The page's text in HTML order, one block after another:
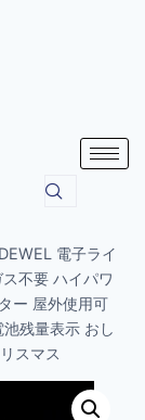
DEWEL 電子ライ
不要 ハイパワ
ー 屋外使用可
残量表示 おし
スマス